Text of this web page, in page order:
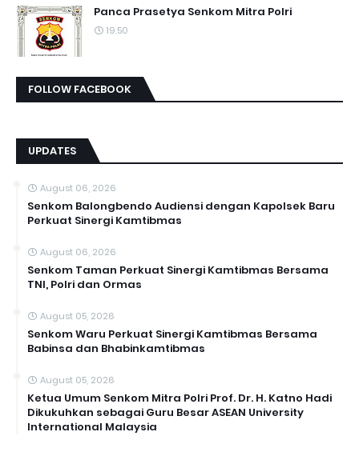
Panca Prasetya Senkom Mitra Polri
19.50
FOLLOW FACEBOOK
UPDATES
August 06, 2026
Senkom Balongbendo Audiensi dengan Kapolsek Baru
Perkuat Sinergi Kamtibmas
August 06, 2026
Senkom Taman Perkuat Sinergi Kamtibmas Bersama
TNI, Polri dan Ormas
August 05, 2026
Senkom Waru Perkuat Sinergi Kamtibmas Bersama
Babinsa dan Bhabinkamtibmas
August 05, 2026
Ketua Umum Senkom Mitra Polri Prof. Dr. H. Katno Hadi
Dikukuhkan sebagai Guru Besar ASEAN University
International Malaysia